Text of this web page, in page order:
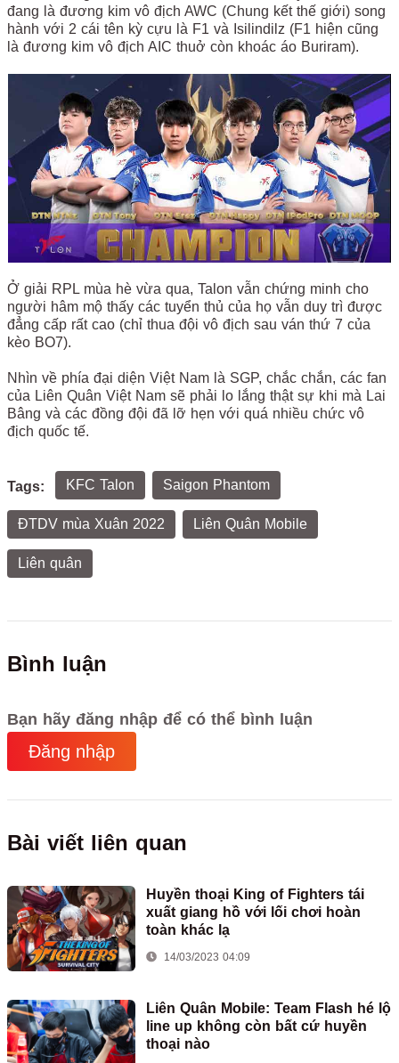
đang là đương kim vô địch AWC (Chung kết thế giới) song
hành với 2 cái tên kỳ cựu là F1 và Isilindilz (F1 hiện cũng
là đương kim vô địch AIC thuở còn khoác áo Buriram).
Ở giải RPL mùa hè vừa qua, Talon vẫn chứng minh cho
người hâm mộ thấy các tuyển thủ của họ vẫn duy trì được
đẳng cấp rất cao (chỉ thua đội vô địch sau ván thứ 7 của
kèo BO7).
Nhìn về phía đại diện Việt Nam là SGP, chắc chắn, các fan
của Liên Quân Việt Nam sẽ phải lo lắng thật sự khi mà Lai
Bâng và các đồng đội đã lỡ hẹn với quá nhiều chức vô
địch quốc tế.
Tags: KFC Talon Saigon Phantom
ĐTDV mùa Xuân 2022 Liên Quân Mobile
Liên quân
Bình luận
Bạn hãy đăng nhập để có thể bình luận
Đăng nhập
Bài viết liên quan
Huyền thoại King of Fighters tái
xuất giang hồ với lối chơi hoàn
toàn khác lạ
14/03/2023 04:09
Liên Quân Mobile: Team Flash hé lộ
line up không còn bất cứ huyền
thoại nào